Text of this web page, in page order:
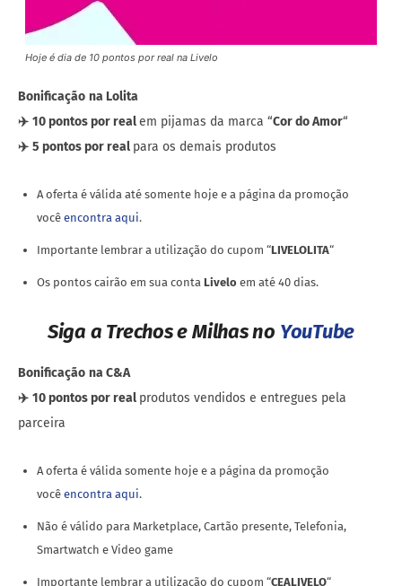
Hoje é dia de 10 pontos por real na Livelo
Bonificação na Lolita
✈️ 10 pontos por realem pijamas da marca “Cor do Amor“
✈️ 5 pontos por real para os demais produtos
A oferta é válida até somente hoje e a página da promoção
você encontra aqui.
Importante lembrar a utilização do cupom “LIVELOLITA“
Os pontos cairão em sua conta Livelo em até 40 dias.
Siga a Trechos e Milhas no YouTube
Bonificação na C&A
✈️ 10 pontos por real produtos vendidos e entregues pela
parceira
A oferta é válida somente hoje e a página da promoção
você encontra aqui.
Não é válido para Marketplace, Cartão presente, Telefonia,
Smartwatch e Video game
Importante lembrar a utilização do cupom “CEALIVELO“